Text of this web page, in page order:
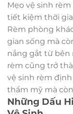
Mẹo vệ sinh
tiết kiệm thời
Rèm phòng
gian sống mà
nắng gắt từ bên
rèm cũng trở
vệ sinh rèm
thẩm mỹ mà
Những Dấu